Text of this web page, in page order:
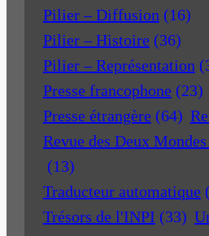
Pilier – Diffusion (16)
Pilier – Histoire (36)
Pilier – Représentation
Presse francophone (23)
Presse étrangère (64)
Revue des Deux
(13)
Traducteur automatique
Trésors de l'INPI (33)